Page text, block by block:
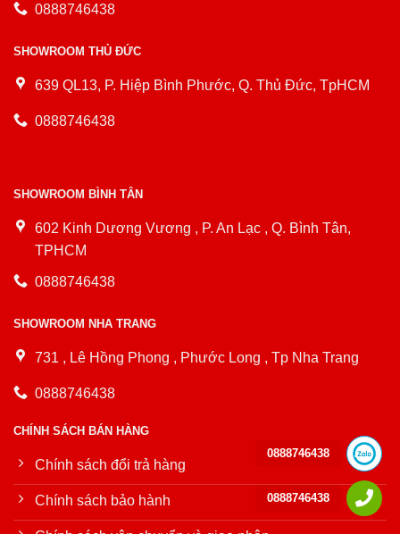
0888746438
SHOWROOM THỦ ĐỨC
639 QL13, P. Hiệp Bình Phước, Q. Thủ Đức, TpHCM
0888746438
SHOWROOM BÌNH TÂN
602 Kinh Dương Vương , P. An Lạc , Q. Bình Tân,
TPHCM
0888746438
SHOWROOM NHA TRANG
731 , Lê Hồng Phong , Phước Long , Tp Nha Trang
0888746438
CHÍNH SÁCH BÁN HÀNG
Chính sách đổi trả hàng
Chính sách bảo hành
0888746438
0888746438